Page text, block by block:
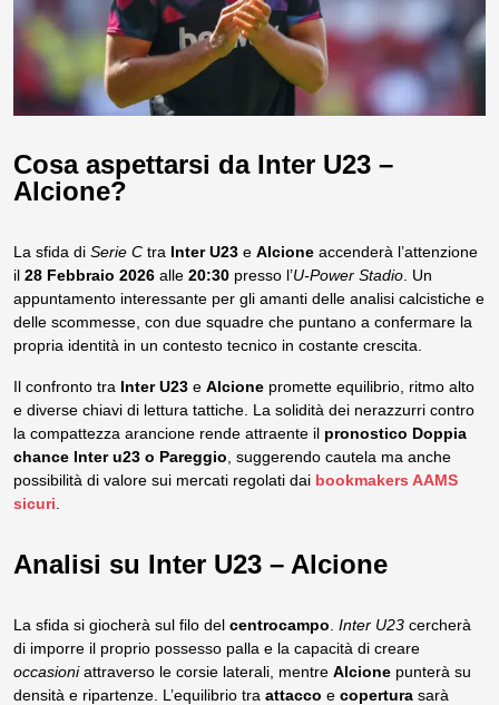
Cosa aspettarsi da Inter U23 –
Alcione?
La sfida di Serie C tra Inter U23 e Alcione accenderà l’attenzione
il 28 Febbraio 2026 alle 20:30 presso l’U-Power Stadio . Un
appuntamento interessante per gli amanti delle analisi calcistiche e
delle scommesse, con due squadre che puntano a confermare la
propria identità in un contesto tecnico in costante crescita.
Il confronto tra Inter U23 e Alcione promette equilibrio, ritmo alto
e diverse chiavi di lettura tattiche. La solidità dei nerazzurri contro
la compattezza arancione rende attraente il pronostico Doppia
chance Inter u23 o Pareggio , suggerendo cautela ma anche
possibilità di valore sui mercati regolati dai bookmakers AAMS
sicuri
Analisi su Inter U23 – Alcione
La sfida si giocherà sul filo del centrocampo Inter U23 cercherà
di imporre il proprio possesso palla e la capacità di creare
occasioniattraverso le corsie laterali, mentre Alcione punterà su
densità e ripartenze. L’equilibrio tra attacco e copertura sarà